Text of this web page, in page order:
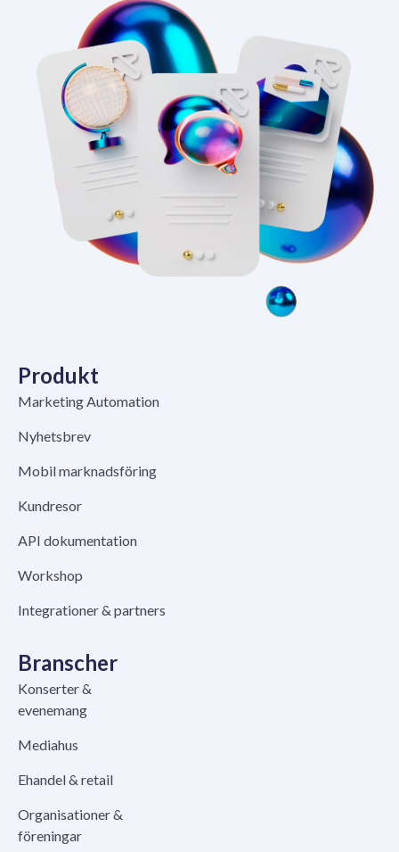
Produkt
Marketing Automation
Nyhetsbrev
Mobil marknadsföring
Kundresor
API dokumentation
Workshop
Integrationer & partners
Branscher
Konserter &
evenemang
Mediahus
Ehandel & retail
Organisationer &
föreningar